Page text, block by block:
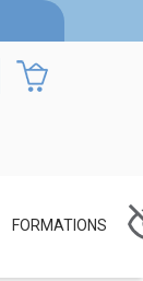
FORMATIONS